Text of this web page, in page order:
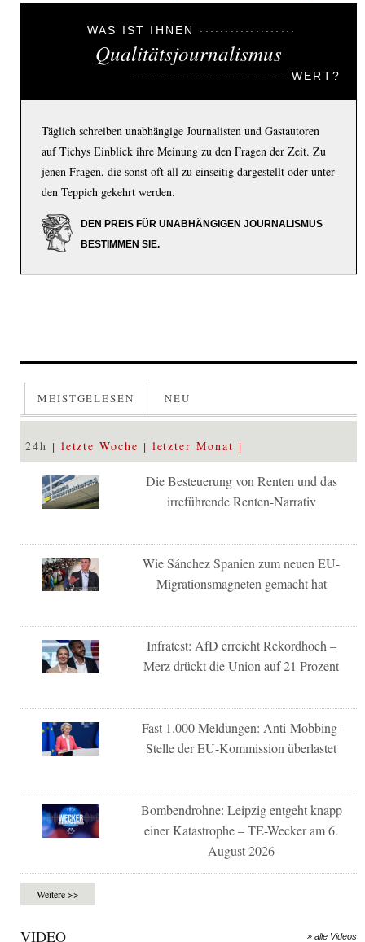
WAS IST IHNEN
Qualitätsjournalismus
WERT?
Täglich schreiben unabhängige Journalisten und Gastautoren
auf Tichys Einblick ihre Meinung zu den Fragen der Zeit. Zu
jenen Fragen, die sonst oft all zu einseitig dargestellt oder unter
den Teppich gekehrt werden.
DEN PREIS FÜR UNABHÄNGIGEN JOURNALISMUS
BESTIMMEN SIE.
MEISTGELESEN NEU
24h letzte Woche letzter Monat
Die Besteuerung von Renten und das
irreführende Renten-Narrativ
Wie Sánchez Spanien zum neuen EU-
Migrationsmagneten gemacht hat
Infratest: AfD erreicht Rekordhoch –
Merz drückt die Union auf 21 Prozent
Fast 1.000 Meldungen: Anti-Mobbing-
Stelle der EU-Kommission überlastet
Bombendrohne: Leipzig entgeht knapp
einer Katastrophe – TE-Wecker am 6.
August 2026
Weitere >>
VIDEO » alle Videos